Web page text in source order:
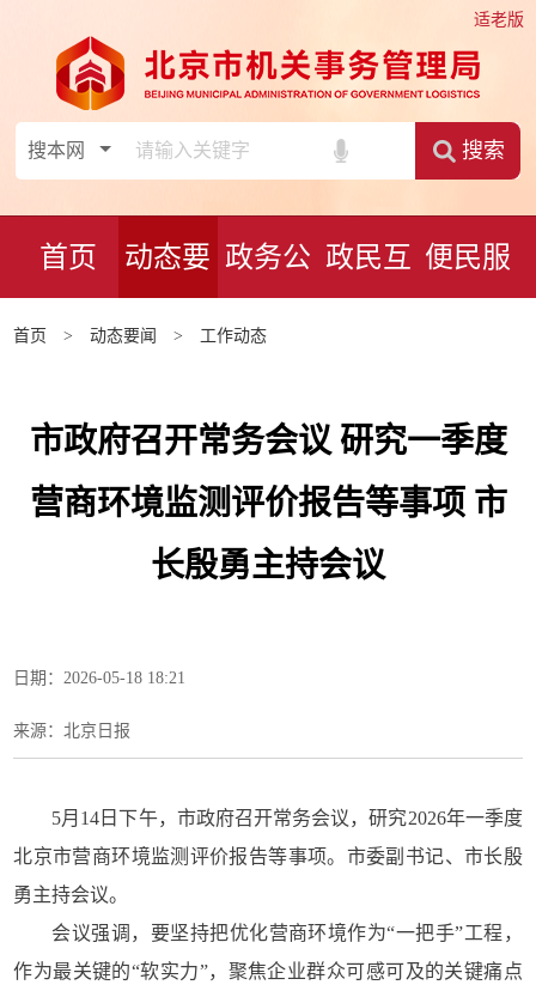
适老版
搜索
首页 动态要
闻
政务公
开
政民互 便民服
首页 >动态要闻 > 工作动态
市政府召开常务会议 研究一季度
营商环境监测评价报告等事项 市
长殷勇主持会议
日期：2026-05-18 18:21
来源：北京日报
5月14日下午，市政府召开常务会议，研究2026年一季度
北京市营商环境监测评价报告等事项。市委副书记、市长殷
勇主持会议。
会议强调，要坚持把优化营商环境作为“一把手”工程，
作为最关键的“软实力”，聚焦企业群众可感可及的关键痛点